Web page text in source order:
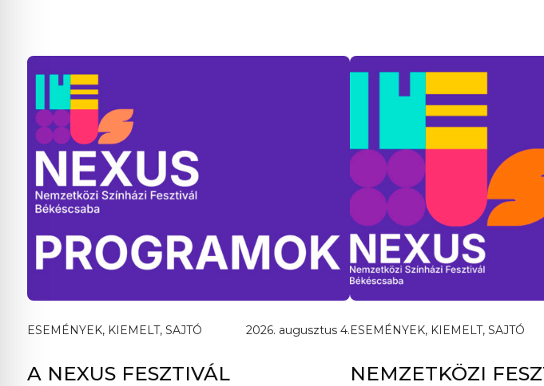
ESEMÉNYEK, KIEMELT, SAJTÓ 2026. augusztus 4.
A NEXUS FESZTIVÁL
ESEMÉNYEK, KIEMELT, SAJTÓ
NEMZETKÖZI